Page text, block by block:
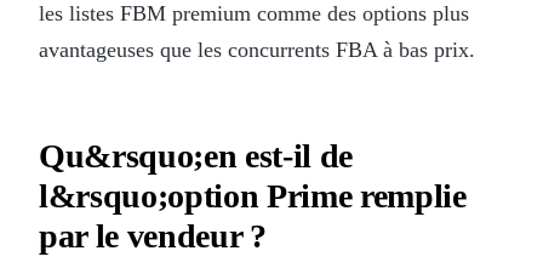
les listes FBM premium comme des options plus
avantageuses que les concurrents FBA à bas prix.
Qu&rsquo;en est-il de
l&rsquo;option Prime remplie
par le vendeur ?